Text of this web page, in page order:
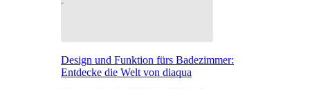
Design und Funktion fürs Badezimmer:
Entdecke die Welt von diaqua